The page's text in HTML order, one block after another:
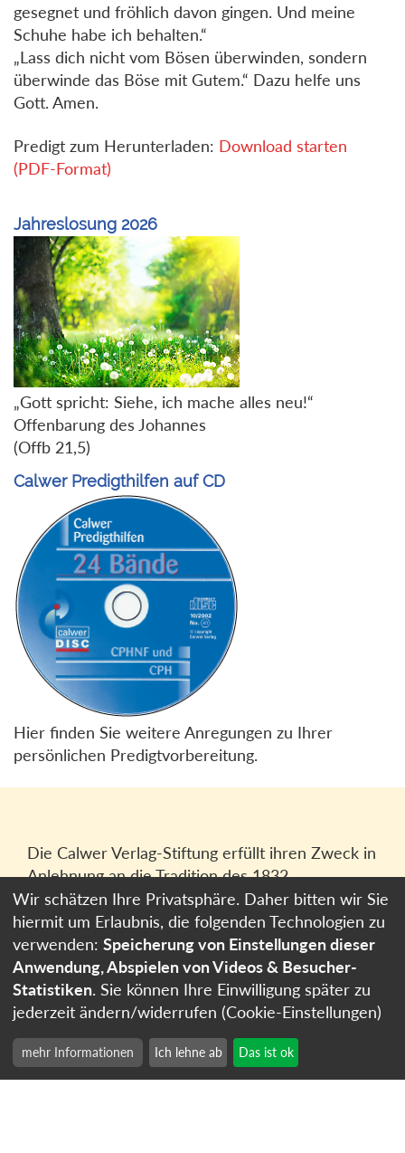
gesegnet und fröhlich davon gingen. Und meine
Schuhe habe ich behalten.“
„Lass dich nicht vom Bösen überwinden, sondern
überwinde das Böse mit Gutem.“ Dazu helfe uns
Gott. Amen.
Predigt zum Herunterladen: Download starten
(PDF-Format)
Jahreslosung 2026
„Gott spricht: Siehe, ich mache alles neu!“
Offenbarung des Johannes
(Offb 21,5)
Calwer Predigthilfen auf CD
Hier finden Sie weitere Anregungen zu Ihrer
persönlichen Predigtvorbereitung.
Die Calwer Verlag-Stiftung erfüllt ihren Zweck in
Anlehnung an die Tradition des 1832
gegründeten Calwer Verlagsvereins, der
heutigen Calwer Verlag Bücher und Medien
GmbHin Stuttgart.
Impressum
Datenschutzerklärung
Cookie-Einstellungen
Wir schätzen Ihre Privatsphäre. Daher bitten wir Sie
hiermit um Erlaubnis, die folgenden Technologien zu
verwenden: Speicherung von Einstellungen dieser
Anwendung, Abspielen von Videos & Besucher-
Statistiken. Sie können Ihre Einwilligung später zu
jederzeit ändern/widerrufen (Cookie-Einstellungen)
mehr Informationen Ich lehne ab Das ist ok